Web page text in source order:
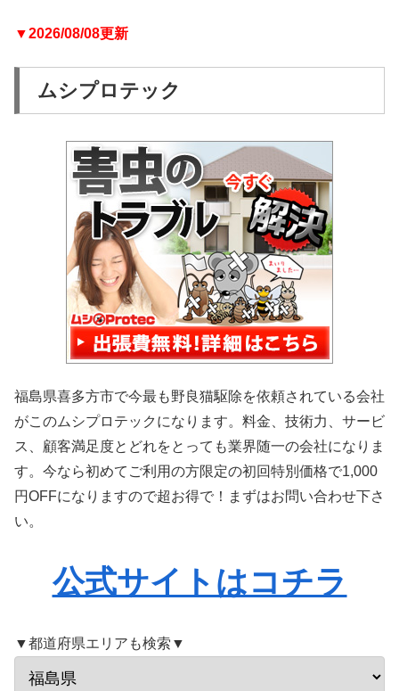
▼2026/08/08更新
ムシプロテック
福島県喜多方市で今最も野良猫駆除を依頼されている会社
がこのムシプロテックになります。料金、技術力、サービ
ス、顧客満足度とどれをとっても業界随一の会社になりま
す。今なら初めてご利用の方限定の初回特別価格で1,000
円OFFになりますので超お得で！まずはお問い合わせ下さ
い。
公式サイトはコチラ
▼都道府県エリアも検索▼